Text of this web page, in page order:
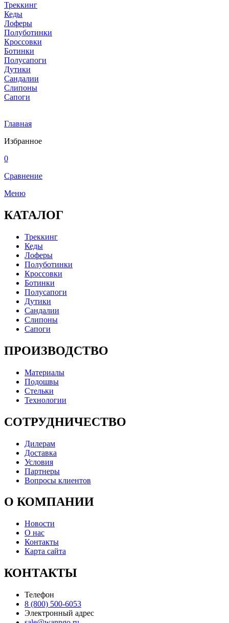
Треккинг
Кеды
Лоферы
Полуботинки
Кроссовки
Ботинки
Полусапоги
Дутики
Сандалии
Слипоны
Сапоги
Главная
Избранное
0
Сравнение
Меню
КАТАЛОГ
Треккинг
Кеды
Лоферы
Полуботинки
Кроссовки
Ботинки
Полусапоги
Дутики
Сандалии
Слипоны
Сапоги
ПРОИЗВОДСТВО
Материалы
Подошвы
Стельки
Технологии
СОТРУДНИЧЕСТВО
Дилерам
Доставка
Условия
Партнеры
Вопросы клиентов
О КОМПАНИИ
Новости
О нас
Контакты
Карта сайта
КОНТАКТЫ
Телефон
8 (800) 500-6053
Электронный адрес